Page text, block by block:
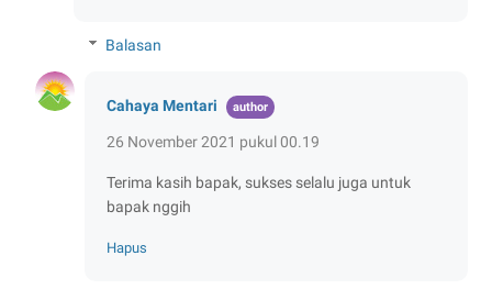
Balasan
Cahaya Mentari
26 November 2021 pukul 00.19
Terima kasih bapak, sukses selalu juga untuk
bapak nggih
Hapus